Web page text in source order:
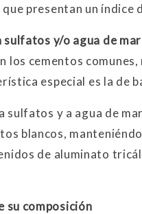
que presentan un índice
y/o agua de mar
los cementos
especial es la de
sulfatos y a agua de
blancos,
de aluminato
su composición